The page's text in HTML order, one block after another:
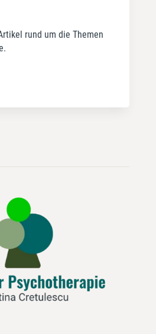
rund um die Themen